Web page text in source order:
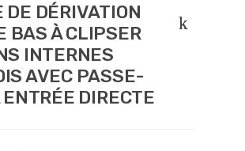
DÉRIVATION
BAS À CLIPSER
INTERNES
AVEC PASSE-
DIRECTE